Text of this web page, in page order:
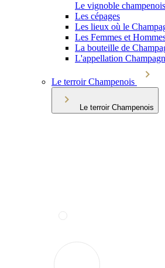
Le vignoble champenois
Les cépages
Les lieux où le
Les Femmes et
La bouteille de
L'appellation
Le terroir Champenois
Le terroir Champenois